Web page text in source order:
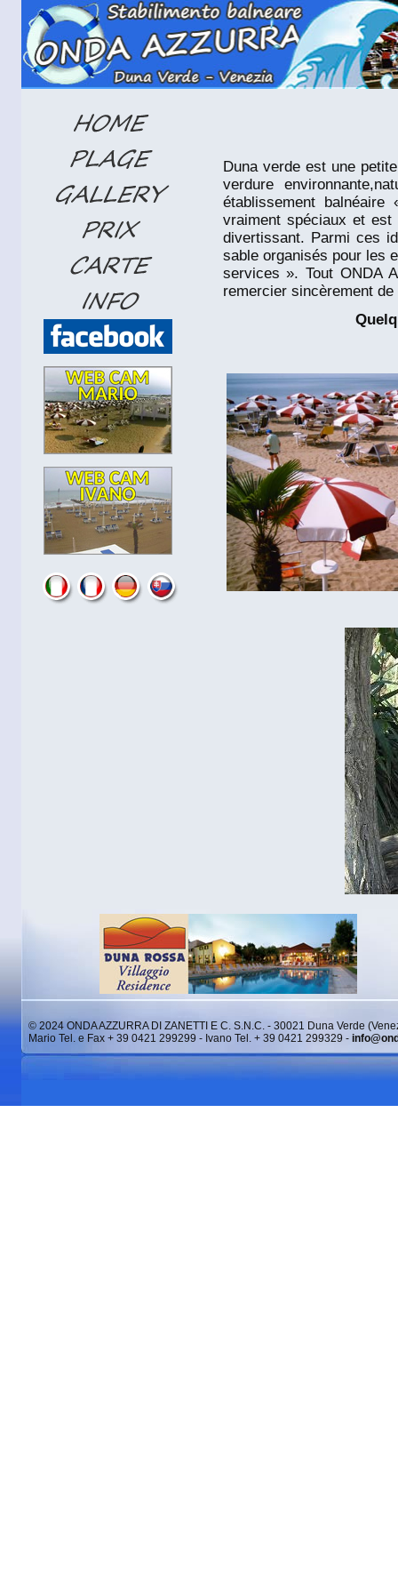
Duna verde est une
verdure
établissement
vraiment spéciaux et
divertissant. Parmi ces
sable organisés pour les
services ». Tout ONDA
remercier sincèrement
© 2024 ONDA AZZURRA DI ZANETTI E C. S.N.C. - 30021 Duna Verde
Mario Tel. e Fax + 39 0421 299299 - Ivano Tel. + 39 0421 299329 -